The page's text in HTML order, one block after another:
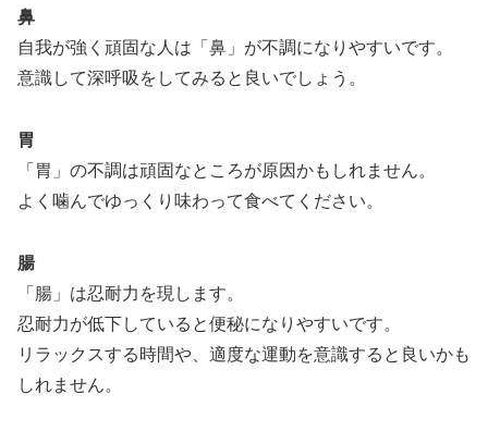
鼻
自我が強く頑固な人は「鼻」が不調になりやすいです。
意識して深呼吸をしてみると良いでしょう。
胃
「胃」の不調は頑固なところが原因かもしれません。
よく噛んでゆっくり味わって食べてください。
腸
「腸」は忍耐力を現します。
忍耐力が低下していると便秘になりやすいです。
リラックスする時間や、適度な運動を意識すると良いかも
しれません。